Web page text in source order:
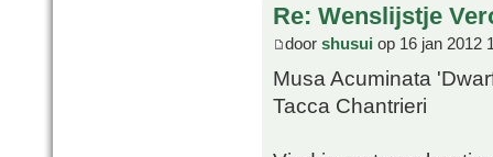
Re: Wenslijstje
door shusui op 16 jan 2012
Musa Acuminata
Tacca Chantrieri